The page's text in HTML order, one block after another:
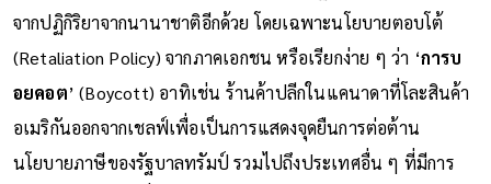
จากปฏิกิริยาจากนานาชาติอีกด้วย โดยเฉพาะนโยบายตอบโต้
(Retaliation Policy) จากภาคเอกชน หรือเรียกง่าย ๆ ว่า ‘การบ
อยคอต’ (Boycott) อาทิเช่น ร้านค้าปลีกในแคนาดาที่โละสินค้า
อเมริกันออกจากเชลฟ์เพื่อเป็นการแสดงจุดยืนการต่อต้าน
นโยบายภาษีของรัฐบาลทรัมป์ รวมไปถึงประเทศอื่น ๆ ที่มีการ